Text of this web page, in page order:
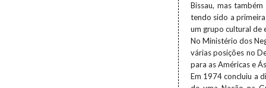
Bissau, mas
tendo sido a
um grupo cultural de
No Ministério dos
várias posições no
para as Américas e
Em 1974 concluiu a